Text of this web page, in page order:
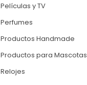
Películas y TV
Perfumes
Productos Handmade
Productos para Mascotas
Relojes